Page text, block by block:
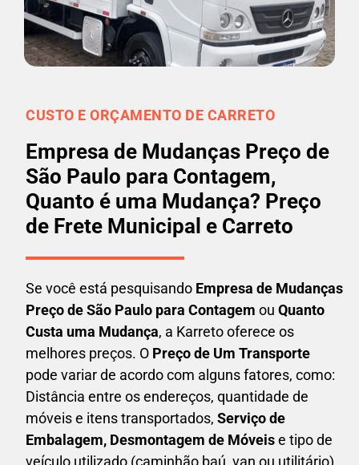
CUSTO E ORÇAMENTO DE CARRETO
Empresa de Mudanças Preço de
São Paulo para Contagem,
Quanto é uma Mudança? Preço
de Frete Municipal e Carreto
Se você está pesquisando Empresa de Mudanças
Preço de São Paulo para Contagem ou Quanto
Custa uma Mudança, a Karreto oferece os
melhores preços. O Preço de Um Transporte
pode variar de acordo com alguns fatores, como:
Distância entre os endereços, quantidade de
móveis e itens transportados, Serviço de
Embalagem, Desmontagem de Móveise tipo de
veículo utilizado (caminhão baú, van ou utilitário).